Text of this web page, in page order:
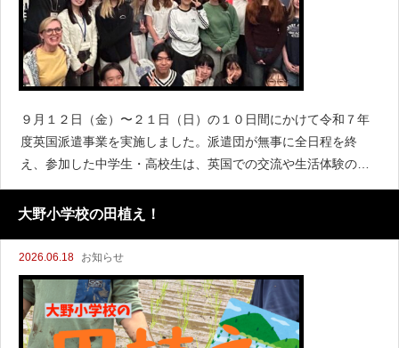
９月１２日（金）〜２１日（日）の１０日間にかけて令和７年
度英国派遣事業を実施しました。派遣団が無事に全日程を終
え、参加した中学生・高校生は、英国での交流や生活体験の中
から、多くの学びと気づきを得ることができました。また、言
葉や文化の違いをこえて人とつながる喜びを感じるとともに、
大野小学校の田植え！
2026.06.18 お知らせ